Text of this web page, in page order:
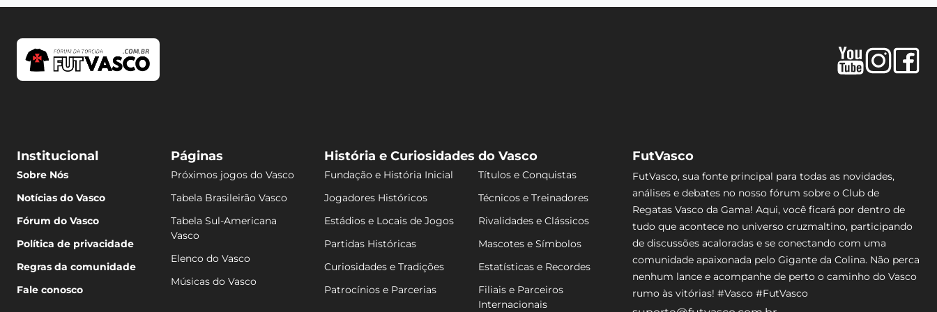
Institucional
Sobre Nós
Notícias do Vasco
Fórum do Vasco
Política de privacidade
Regras da comunidade
Fale conosco
Páginas
Próximos jogos do Vasco
Tabela Brasileirão Vasco
Tabela Sul-Americana
Vasco
Elenco do Vasco
Músicas do Vasco
História e Curiosidades do Vasco
Fundação e História Inicial
Títulos e Conquistas
Jogadores Históricos
Técnicos e Treinadores
Estádios e Locais de Jogos
Rivalidades e Clássicos
Partidas Históricas
Mascotes e Símbolos
Curiosidades e Tradições
Estatísticas e Recordes
Patrocínios e Parcerias
Filiais e Parceiros
Internacionais
FutVasco
FutVasco, sua fonte principal para todas as novidades,
análises e debates no nosso fórum sobre o Club de
Regatas Vasco da Gama! Aqui, você ficará por dentro de
tudo que acontece no universo cruzmaltino, participando
de discussões acaloradas e se conectando com uma
comunidade apaixonada pelo Gigante da Colina. Não perca
nenhum lance e acompanhe de perto o caminho do Vasco
rumo às vitórias! #Vasco #FutVasco